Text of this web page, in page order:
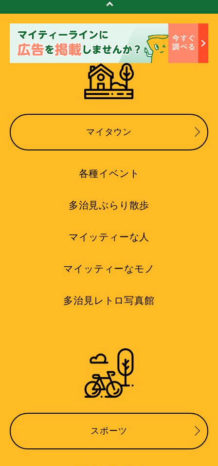
マイタウン
各種イベント
多治見ぶらり散歩
マイッティーな人
マイッティーなモノ
多治見レトロ写真館
スポーツ